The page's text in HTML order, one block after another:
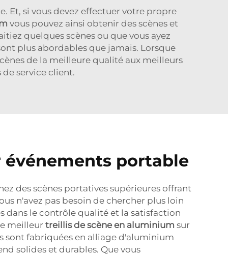
Et, si vous devez effectuer votre propre
vous pouvez ainsi obtenir des scènes et
quelques scènes ou que vous ayez
plus abordables que jamais. Lorsque
de la meilleure qualité aux meilleurs
service client.
événements portable
des scènes portatives supérieures offrant
n'avez pas besoin de chercher plus loin
dans le contrôle qualité et la satisfaction
meilleur treillis de scène en aluminium sur
sont fabriquées en alliage d'aluminium
solides et durables. Que vous